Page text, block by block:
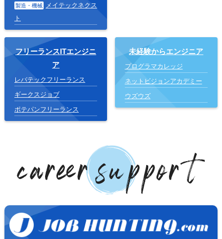
製造・機械
メイテックネクス
ト
フリーランスITエンジニ
ア
レバテックフリーランス
ギークスジョブ
ポテパンフリーランス
未経験からエンジニア
プログラマカレッジ
ネットビジョンアカデミー
ウズウズ